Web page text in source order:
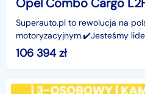
Superauto.pl to rewolucja na
motoryzacyjnym.✔️Jesteśmy
oraz finansowania nowych
106 394zł